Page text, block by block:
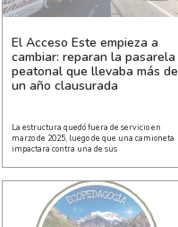
El Acceso Este empieza a
cambiar: reparan la pasarela
peatonal que llevaba más de
un año clausurada
La estructura quedó fuera de servicio en
marzo de 2025, luego de que una camioneta
impactara contra una de sus